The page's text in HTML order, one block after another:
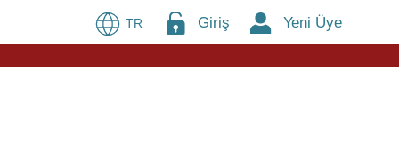
TR Giriş Yeni Üye